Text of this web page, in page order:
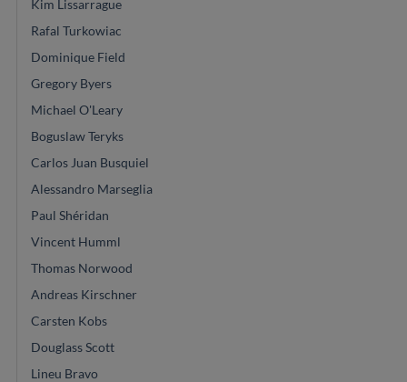
Kim Lissarrague
Rafal Turkowiac
Dominique Field
Gregory Byers
Michael O'Leary
Boguslaw Teryks
Carlos Juan Busquiel
Alessandro Marseglia
Paul Shéridan
Vincent Humml
Thomas Norwood
Andreas Kirschner
Carsten Kobs
Douglass Scott
Lineu Bravo